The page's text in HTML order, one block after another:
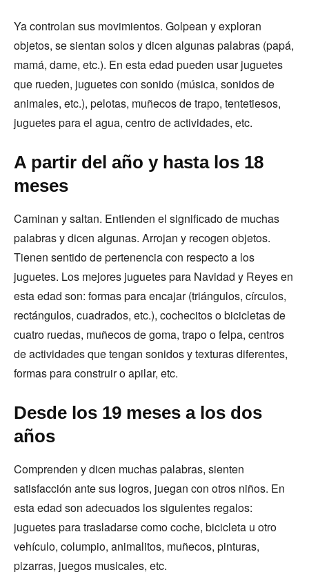
Ya controlan sus movimientos. Golpean y exploran
objetos, se sientan solos y dicen algunas palabras (papá,
mamá, dame, etc.). En esta edad pueden usar juguetes
que rueden, juguetes con sonido (música, sonidos de
animales, etc.), pelotas, muñecos de trapo, tentetiesos,
juguetes para el agua, centro de actividades, etc.
A partir del año y hasta los 18
meses
Caminan y saltan. Entienden el significado de muchas
palabras y dicen algunas. Arrojan y recogen objetos.
Tienen sentido de pertenencia con respecto a los
juguetes. Los mejores juguetes para Navidad y Reyes en
esta edad son: formas para encajar (triángulos, círculos,
rectángulos, cuadrados, etc.), cochecitos o bicicletas de
cuatro ruedas, muñecos de goma, trapo o felpa, centros
de actividades que tengan sonidos y texturas diferentes,
formas para construir o apilar, etc.
Desde los 19 meses a los dos
años
Comprenden y dicen muchas palabras, sienten
satisfacción ante sus logros, juegan con otros niños. En
esta edad son adecuados los siguientes regalos:
juguetes para trasladarse como coche, bicicleta u otro
vehículo, columpio, animalitos, muñecos, pinturas,
pizarras, juegos musicales, etc.